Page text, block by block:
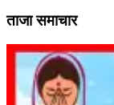
ताजा समाचार